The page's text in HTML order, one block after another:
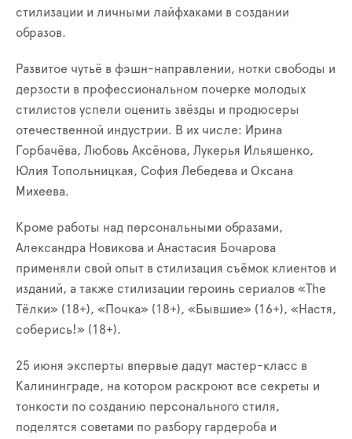
стилизации и личными лайфхаками в создании
образов.
Развитое чутьё в фэшн-направлении, нотки свободы и
дерзости в профессиональном почерке молодых
стилистов успели оценить звёзды и продюсеры
отечественной индустрии. В их числе: Ирина
Горбачёва, Любовь Аксёнова, Лукерья Ильяшенко,
Юлия Топольницкая, София Лебедева и Оксана
Михеева.
Кроме работы над персональными образами,
Александра Новикова и Анастасия Бочарова
применяли свой опыт в стилизация съёмок клиентов и
изданий, а также стилизации героинь сериалов «The
Tёлки» (18+), «Почка» (18+), «Бывшие» (16+), «Настя,
соберись!» (18+).
25 июня эксперты впервые дадут мастер-класс в
Калининграде, на котором раскроют все секреты и
тонкости по созданию персонального стиля,
поделятся советами по разбору гардероба и